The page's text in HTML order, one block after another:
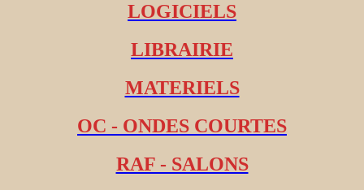
LOGICIELS
LIBRAIRIE
MATERIELS
OC - ONDES COURTES
RAF - SALONS